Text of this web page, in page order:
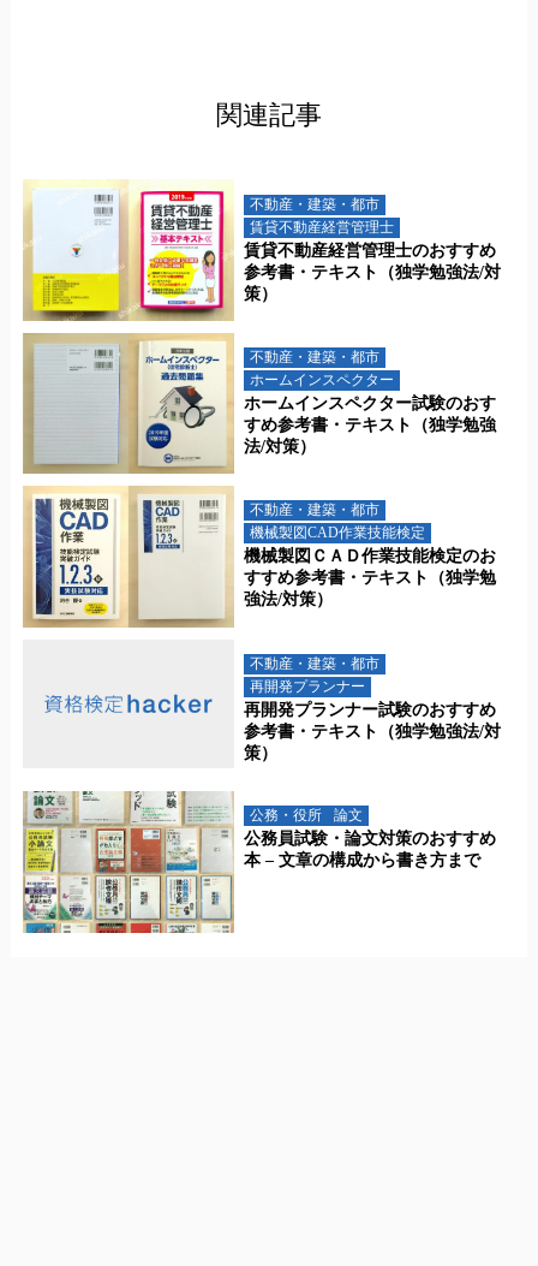
関連記事
不動産・建築・都市
賃貸不動産経営管理士
賃貸不動産経営管理士のおすすめ
参考書・テキスト（独学勉強法/対
策）
不動産・建築・都市
ホームインスペクター
ホームインスペクター試験のおす
すめ参考書・テキスト（独学勉強
法/対策）
不動産・建築・都市
機械製図CAD作業技能検定
機械製図ＣＡＤ作業技能検定のお
すすめ参考書・テキスト（独学勉
強法/対策）
不動産・建築・都市
再開発プランナー
再開発プランナー試験のおすすめ
参考書・テキスト（独学勉強法/対
策）
公務・役所 論文
公務員試験・論文対策のおすすめ
本 – 文章の構成から書き方まで